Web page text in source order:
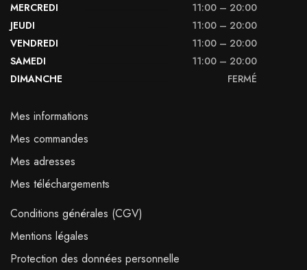
MERCREDI
11:00 – 20:00
JEUDI
11:00 – 20:00
VENDREDI
11:00 – 20:00
SAMEDI
11:00 – 20:00
DIMANCHE
FERMÉ
Mes informations
Mes commandes
Mes adresses
Mes téléchargements
Conditions générales (CGV)
Mentions légales
Protection des données personnelle